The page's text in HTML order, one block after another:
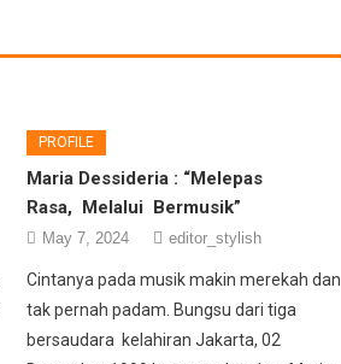
PROFILE
Maria Dessideria : “Melepas
Rasa, Melalui Bermusik”
May 7, 2024 editor_stylish
Cintanya pada musik makin merekah dan
tak pernah padam. Bungsu dari tiga
bersaudara kelahiran Jakarta, 02